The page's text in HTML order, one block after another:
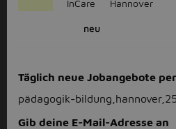
InCare Hannover
neu
Täglich neue Jobangebote
pädagogik-
Gib deine E-Mail-Adresse an